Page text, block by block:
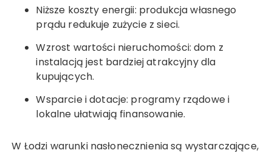
Niższe koszty energii: produkcja własnego
prądu redukuje zużycie z sieci.
Wzrost wartości nieruchomości: dom z
instalacją jest bardziej atrakcyjny dla
kupujących.
Wsparcie i dotacje: programy rządowe i
lokalne ułatwiają finansowanie.
W Łodzi warunki nasłonecznienia są wystarczające,